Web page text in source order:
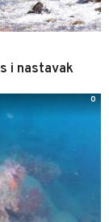
i nastavak
0